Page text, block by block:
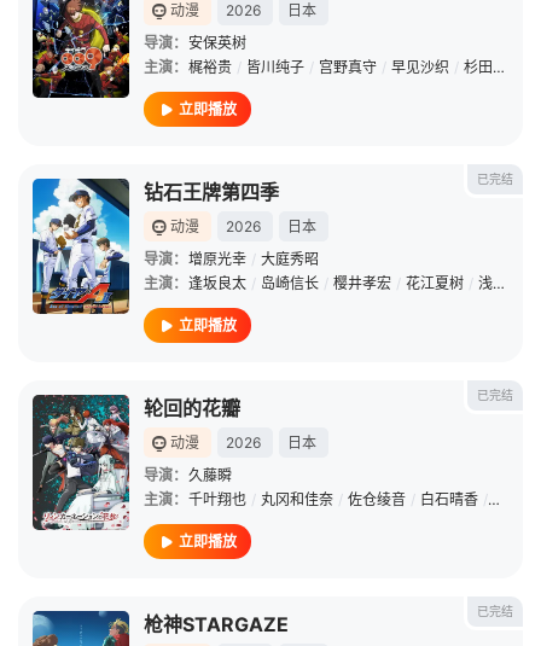
动漫 2026
日本
导演： 安保英树
主演： 梶裕贵 / 皆川纯子 / 宫野真守 / 早见沙织 / 杉田智和
立即播放
已完结
钻石王牌第四季
动漫 2026
日本
导演： 增原光幸 / 大庭秀昭
主演： 逢坂良太 / 岛崎信长 / 樱井孝宏 / 花江夏树 / 浅沼晋太郎
立即播放
已完结
轮回的花瓣
动漫 2026
日本
导演： 久藤瞬
主演： 千叶翔也 / 丸冈和佳奈 / 佐仓绫音 / 白石晴香 / 石川界
立即播放
已完结
枪神STARGAZE